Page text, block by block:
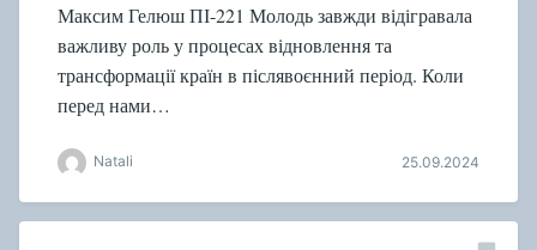
Максим Гелюш ПІ-221 Молодь завжди відігравала
важливу роль у процесах відновлення та
трансформації країн в післявоєнний період. Коли
перед нами…
Natali 25.09.2024